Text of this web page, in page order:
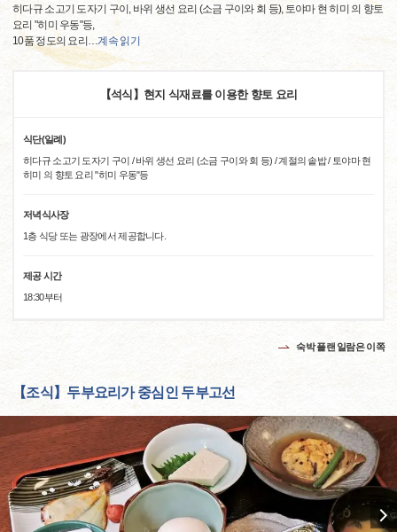
히다규 소고기 도자기 구이, 바위 생선 요리 (소금 구이와 회 등), 토야마 현 히미 의 향토
요리 "히미 우동"등,
10품 정도의 요리 …계속 읽기
【석식】현지 식재료를 이용한 향토 요리
식단(일례)
히다규 소고기 도자기 구이 / 바위 생선 요리 (소금 구이와 회 등) / 계절의 솥밥 / 토야마 현
히미 의 향토 요리 "히미 우동"등
저녁식사장
1층 식당 또는 광장에서 제공합니다.
제공 시간
18:30부터
숙박 플랜 일람은 이쪽
【조식】두부요리가 중심인 두부고선